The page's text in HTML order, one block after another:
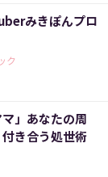
みきぽんプロ
ク
」あなたの周
き合う処世術